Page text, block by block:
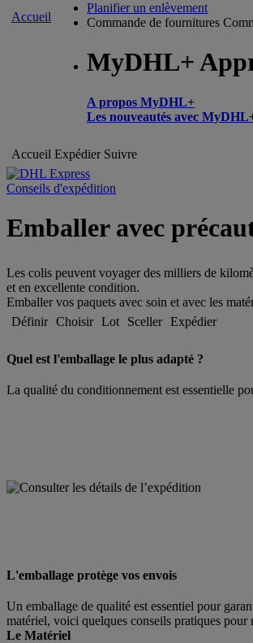
Accueil
Planifier un enlèvement
Commande de fournitures
MyDHL+
A propos MyDHL+
Les nouveautés avec
Accueil Expédier Suivre
Conseils d'expédition
Emballer avec
Les colis peuvent voyager des milliers de
et en excellente condition.
Emballer vos paquets avec soin et avec les
Définir Choisir Lot Sceller Expédier
Quel est l'emballage le plus adapté ?
La qualité du conditionnement est essentielle
L'emballage protège vos envois
Un emballage de qualité est essentiel pour
matériel, voici quelques conseils pratiques
Le Matériel